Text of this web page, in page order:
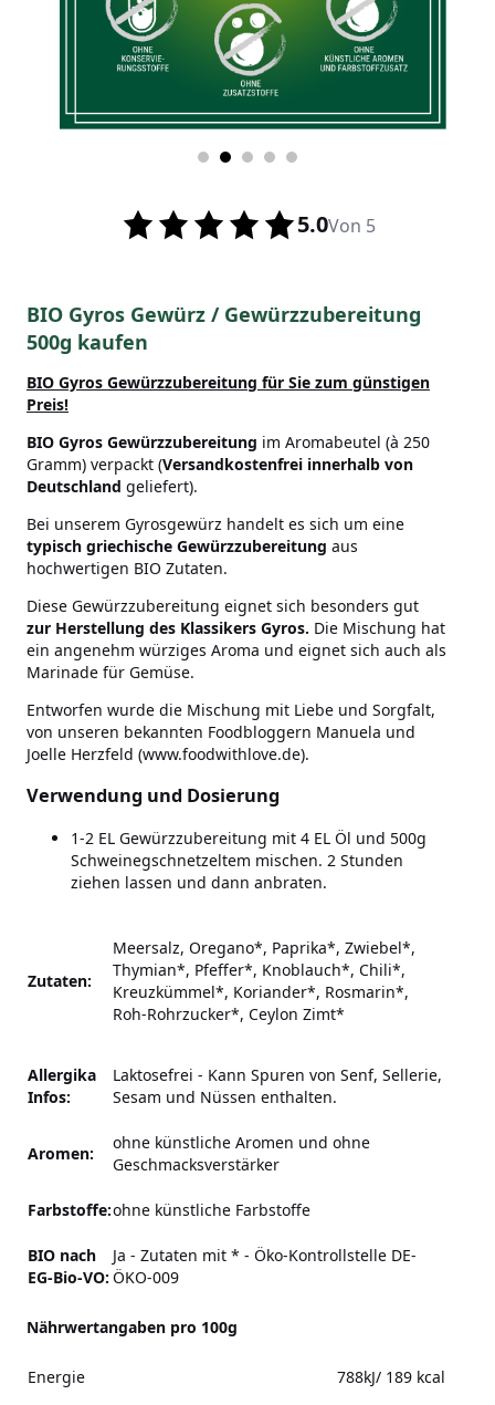
5.0Von 5
BIO Gyros Gewürz / Gewürzzubereitung
500g kaufen
BIO Gyros Gewürzzubereitung für Sie zum günstigen
Preis!
BIO Gyros Gewürzzubereitung im Aromabeutel (à 250
Gramm) verpackt (Versandkostenfrei innerhalb von
Deutschland geliefert).
Bei unserem Gyrosgewürz handelt es sich um eine
typisch griechische Gewürzzubereitung aus
hochwertigen BIO Zutaten.
Diese Gewürzzubereitung eignet sich besonders gut
zur Herstellung des Klassikers Gyros. Die Mischung hat
ein angenehm würziges Aroma und eignet sich auch als
Marinade für Gemüse.
Entworfen wurde die Mischung mit Liebe und Sorgfalt,
von unseren bekannten Foodbloggern Manuela und
Joelle Herzfeld (www.foodwithlove.de).
Verwendung und Dosierung
1-2 EL Gewürzzubereitung mit 4 EL Öl und 500g
Schweinegschnetzeltem mischen. 2 Stunden
ziehen lassen und dann anbraten.
Zutaten:
Meersalz, Oregano*, Paprika*, Zwiebel*,
Thymian*, Pfeffer*, Knoblauch*, Chili*,
Kreuzkümmel*, Koriander*, Rosmarin*,
Roh-Rohrzucker*, Ceylon Zimt*
Allergika
Infos:
Laktosefrei - Kann Spuren von Senf, Sellerie,
Sesam und Nüssen enthalten.
Aromen:
ohne künstliche Aromen und ohne
Geschmacksverstärker
Farbstoffe:ohne künstliche Farbstoffe
BIO nach
EG-Bio-VO:
Ja - Zutaten mit * - Öko-Kontrollstelle DE-
ÖKO-009
Nährwertangaben pro 100g
Energie 788kJ/ 189 kcal